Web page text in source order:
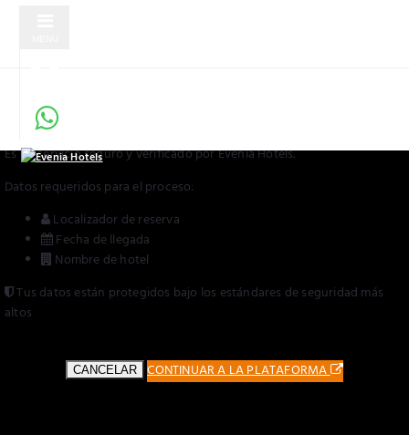
Servicio verificado por Evenia Hotels
Serás redirigido a una plataforma externa para completar tu check-in.
Es un servicio seguro y verificado por Evenia Hotels.
Datos requeridos para el proceso:
Localizador de reserva
Fecha de llegada
Nombre de hotel
Tus datos están protegidos bajo los estándares de seguridad más
altos
CANCELAR CONTINUAR A LA PLATAFORMA